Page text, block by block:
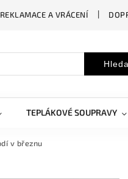
REKLAMACE A VRÁCENÍ
TEPLÁKOVÉ SOUPRAVY
v březnu